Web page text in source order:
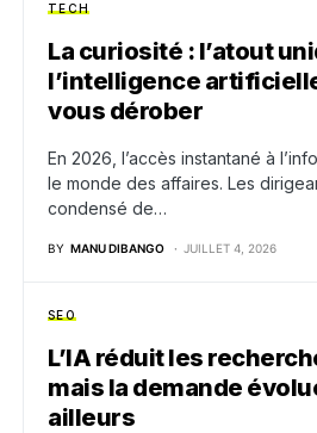
TECH
La curiosité : l’atout
l’intelligence
vous dérober
En 2026, l’accès instantané à
le monde des affaires. Les
condensé de…
BY MANU DIBANGO JUILLET 4, 2026
SEO
L’IA réduit les
mais la demande
ailleurs